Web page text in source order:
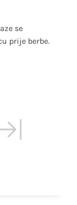
se
prije berbe.